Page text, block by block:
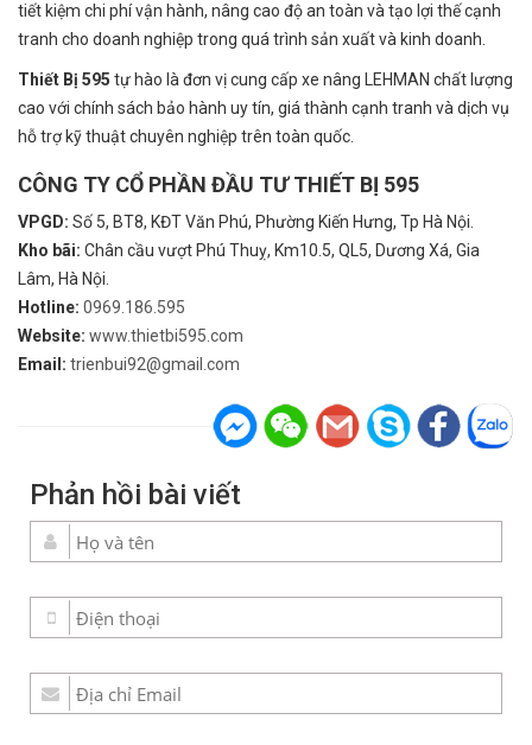
tiết kiệm chi phí vận hành, nâng cao độ an toàn và tạo lợi thế cạnh
tranh cho doanh nghiệp trong quá trình sản xuất và kinh doanh.
Thiết Bị 595 tự hào là đơn vị cung cấp xe nâng LEHMAN chất lượng
cao với chính sách bảo hành uy tín, giá thành cạnh tranh và dịch vụ
hỗ trợ kỹ thuật chuyên nghiệp trên toàn quốc.
CÔNG TY CỔ PHẦN ĐẦU TƯ THIẾT BỊ 595
VPGD: Số 5, BT8, KĐT Văn Phú, Phường Kiến Hưng, Tp Hà Nội.
Kho bãi: Chân cầu vượt Phú Thuỵ, Km10.5, QL5, Dương Xá, Gia
Lâm, Hà Nội.
Hotline: 0969.186.595
Website: www.thietbi595.com
Email: trienbui92@gmail.com
Phản hồi bài viết